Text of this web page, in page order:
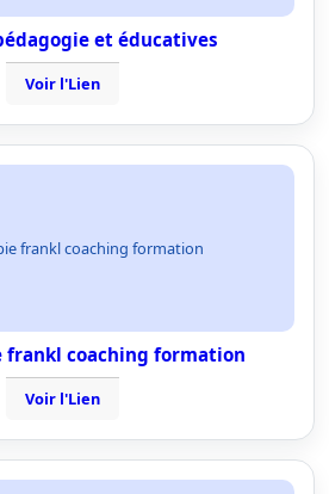
et éducatives
Voir l'Lien
frankl coaching formation
frankl coaching formation
Voir l'Lien